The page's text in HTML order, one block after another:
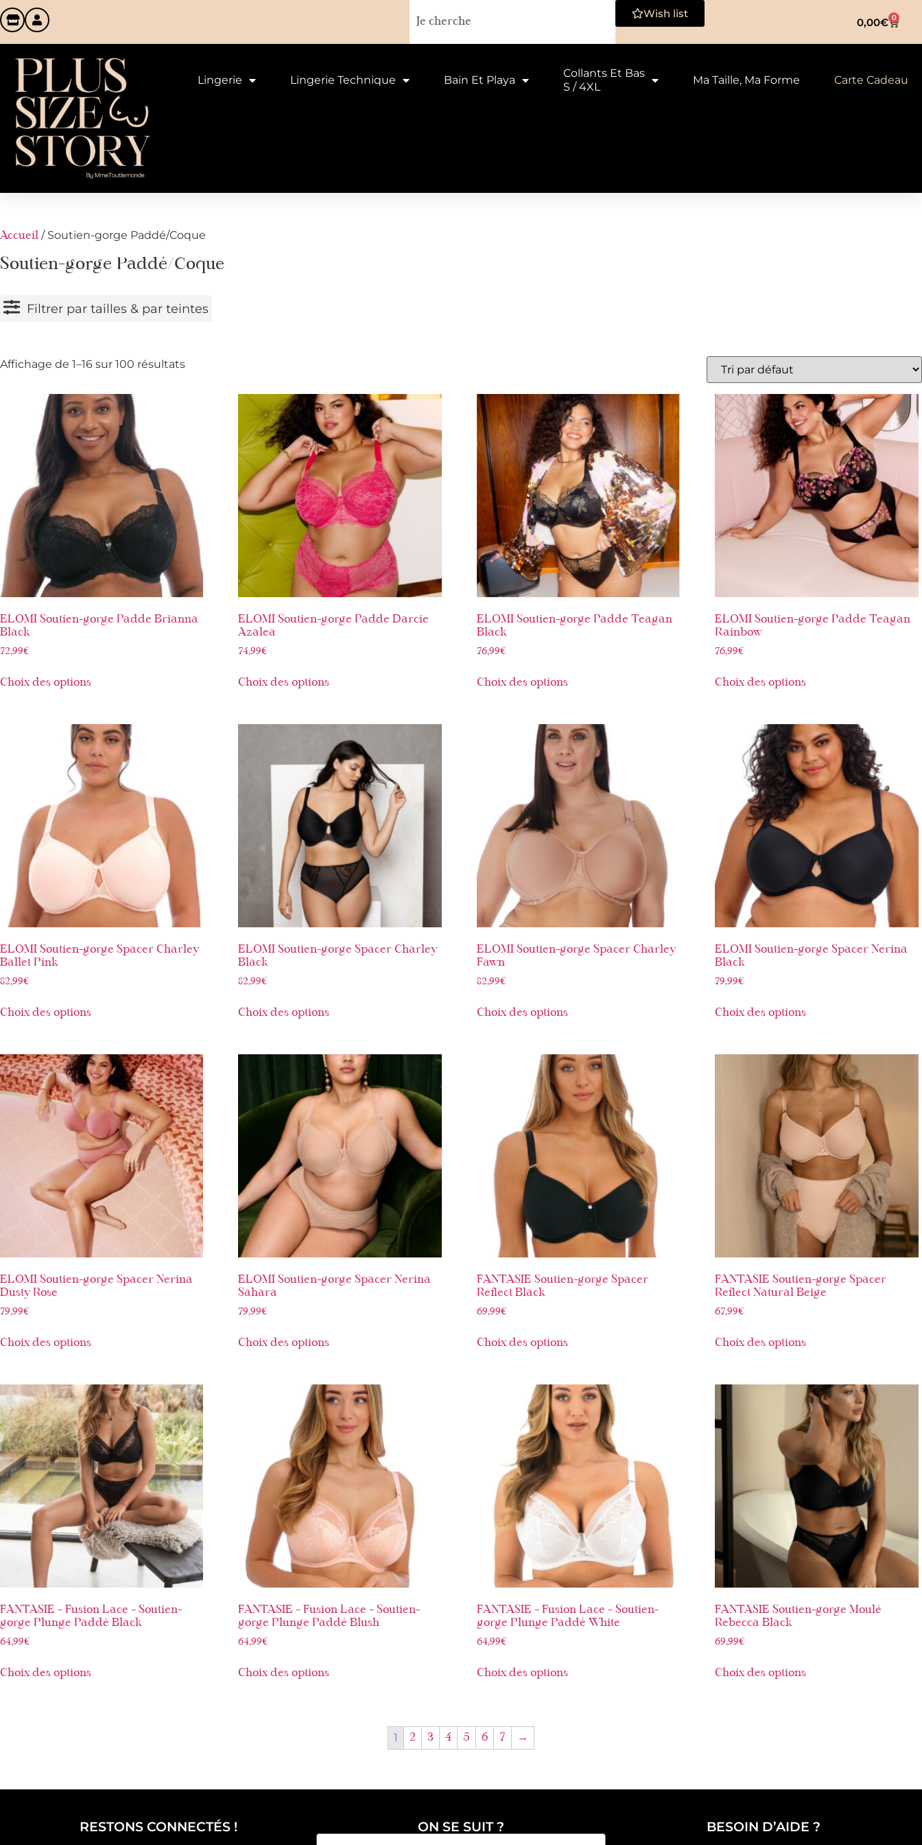
Wish list
0,00€ 0
Lingerie Lingerie Technique Bain Et Playa
Collants Et Bas
S / 4XL
Ma Taille, Ma Forme Carte Cadeau
Accueil / Soutien-gorge Paddé/Coque
Soutien-gorge Paddé/Coque
Filtrer par tailles & par teintes
Affichage de 1–16 sur 100 résultats
ELOMI Soutien-gorge Padde Brianna
Black
72,99€
Choix des options
ELOMI Soutien-gorge Padde Darcie
Azalea
74,99€
Choix des options
ELOMI Soutien-gorge Padde Teagan
Black
76,99€
Choix des options
ELOMI Soutien-gorge Padde Teagan
Rainbow
76,99€
Choix des options
ELOMI Soutien-gorge Spacer Charley
Ballet Pink
82,99€
Choix des options
ELOMI Soutien-gorge Spacer Charley
Black
82,99€
Choix des options
ELOMI Soutien-gorge Spacer Charley
Fawn
82,99€
Choix des options
ELOMI Soutien-gorge Spacer Nerina
Black
79,99€
Choix des options
ELOMI Soutien-gorge Spacer Nerina
Dusty Rose
79,99€
Choix des options
ELOMI Soutien-gorge Spacer Nerina
Sahara
79,99€
Choix des options
FANTASIE Soutien-gorge Spacer
Reflect Black
69,99€
Choix des options
FANTASIE Soutien-gorge Spacer
Reflect Natural Beige
67,99€
Choix des options
FANTASIE – Fusion Lace – Soutien-
gorge Plunge Paddé Black
64,99€
Choix des options
FANTASIE – Fusion Lace – Soutien-
gorge Plunge Paddé Blush
64,99€
Choix des options
FANTASIE – Fusion Lace – Soutien-
gorge Plunge Paddé White
64,99€
Choix des options
FANTASIE Soutien-gorge Moulé
Rebecca Black
69,99€
Choix des options
1 2 3 4 5 6 7 →
RESTONS CONNECTÉS ! ON SE SUIT ? BESOIN D’AIDE ?